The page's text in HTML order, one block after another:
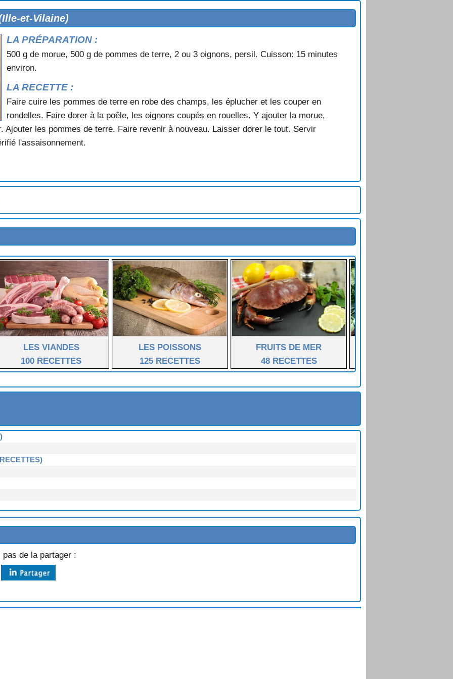
(Lamballe)
(Cancale)
(toute la côte)
Bretagne)
FRIANDS DOUARNENISTES
sur le gril
(Léon et Cornouaille)
et-Vilaine)
LA PRÉPARATION :
500 g de morue, 500 g de pommes de terre, 2 ou 3 oignons, persil. Cuisson: 15 minutes
environ.
LA RECETTE :
Faire cuire les pommes de terre en robe des champs, les éplucher et les couper en
rondelles. Faire dorer à la poêle, les oignons coupés en rouelles. Y ajouter la morue,
Ajouter les pommes de terre. Faire revenir à nouveau. Laisser dorer le tout. Servir
l'assaisonnement.
LES VIANDES
100 RECETTES
LES POISSONS
125 RECETTES
FRUITS DE MER
48 RECETTES
pas de la partager :